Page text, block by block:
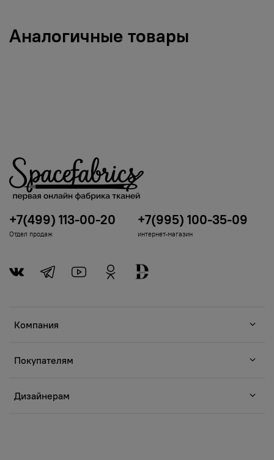
Аналогичные товары
Компания
Покупателям
Дизайнерам
+7(499) 113-00-20
Отдел продаж
+7(995) 100-35-09
интернет-магазин